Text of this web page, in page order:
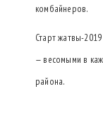
комбайнеров.
Старт жатвы-
— весомыми в
района.